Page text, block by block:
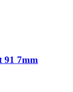
91 7mm